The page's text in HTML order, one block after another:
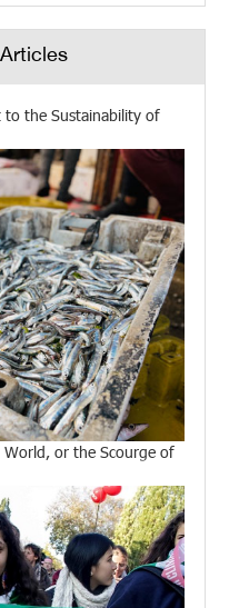
to the Sustainability of
or the Scourge of